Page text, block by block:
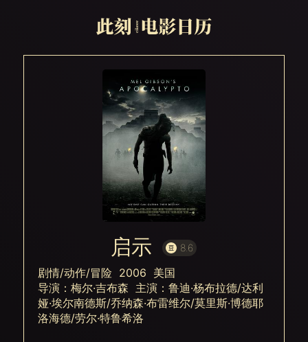
启示 8.6
剧情/动作/冒险 2006 美国
导演：梅尔·吉布森 主演：鲁迪·杨布拉德/达利
娅·埃尔南德斯/乔纳森·布雷维尔/莫里斯·博德耶
洛海德/劳尔·特鲁希洛